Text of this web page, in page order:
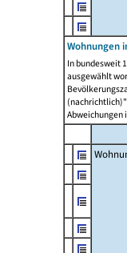
Wohnungen
In bundesweit
ausgewählt
Abweichungen